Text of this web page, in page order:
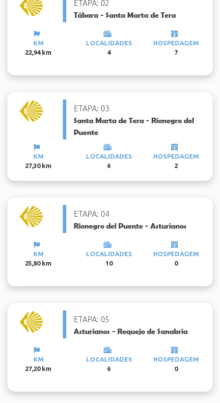
ETAPA: 02
Tábara - Santa Marta de Tera
KM
22,94 km
LOCALIDADES
4
HOSPEDAGEM
7
ETAPA: 03
Santa Marta de Tera - Rionegro del
Puente
KM
27,30 km
LOCALIDADES
6
HOSPEDAGEM
2
ETAPA: 04
Rionegro del Puente - Asturianos
KM
25,80 km
LOCALIDADES
10
HOSPEDAGEM
0
ETAPA: 05
Asturianos - Requejo de Sanabria
KM
27,20 km
LOCALIDADES
6
HOSPEDAGEM
0